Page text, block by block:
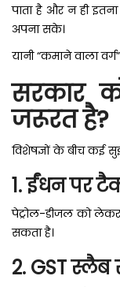
पाता है और न ही
अपना सके।
यानी “कमाने वाला
सरकार
जरूरत है?
विशेषज्ञों के बीच कई
1. ईंधन पर
पेट्रोल-डीजल को लेकर
सकता है।
2. GST